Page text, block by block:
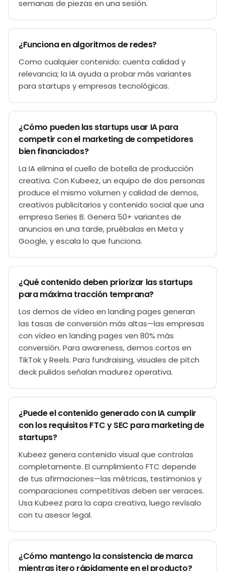
semanas de piezas en una sesión.
¿Funciona en algoritmos de redes?
Como cualquier contenido: cuenta calidad y
relevancia; la IA ayuda a probar más variantes
para startups y empresas tecnológicas.
¿Cómo pueden las startups usar IA para
competir con el marketing de competidores
bien financiados?
La IA elimina el cuello de botella de producción
creativa. Con Kubeez, un equipo de dos personas
produce el mismo volumen y calidad de demos,
creativos publicitarios y contenido social que una
empresa Series B. Genera 50+ variantes de
anuncios en una tarde, pruébalas en Meta y
Google, y escala lo que funciona.
¿Qué contenido deben priorizar las startups
para máxima tracción temprana?
Los demos de vídeo en landing pages generan
las tasas de conversión más altas—las empresas
con vídeo en landing pages ven 80% más
conversión. Para awareness, demos cortos en
TikTok y Reels. Para fundraising, visuales de pitch
deck pulidos señalan madurez operativa.
¿Puede el contenido generado con IA cumplir
con los requisitos FTC y SEC para marketing de
startups?
Kubeez genera contenido visual que controlas
completamente. El cumplimiento FTC depende
de tus afirmaciones—las métricas, testimonios y
comparaciones competitivas deben ser veraces.
Usa Kubeez para la capa creativa, luego revísalo
con tu asesor legal.
¿Cómo mantengo la consistencia de marca
mientras itero rápidamente en el producto?